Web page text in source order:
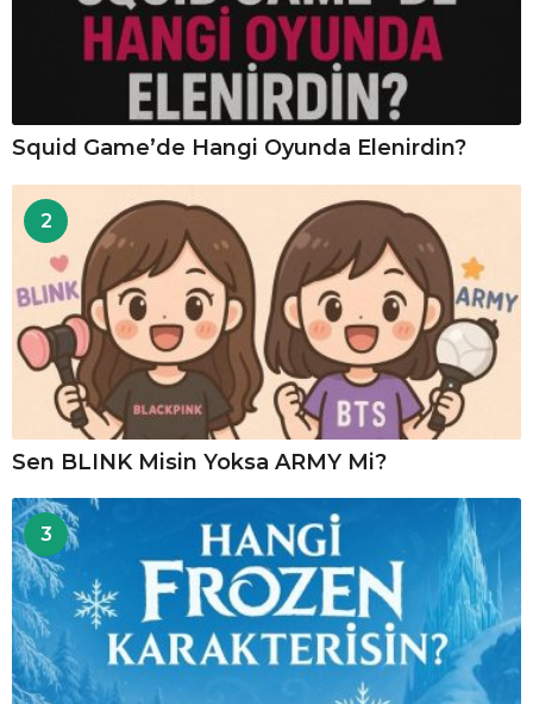
Squid Game’de Hangi Oyunda Elenirdin?
2
Sen BLINK Misin Yoksa ARMY Mi?
3